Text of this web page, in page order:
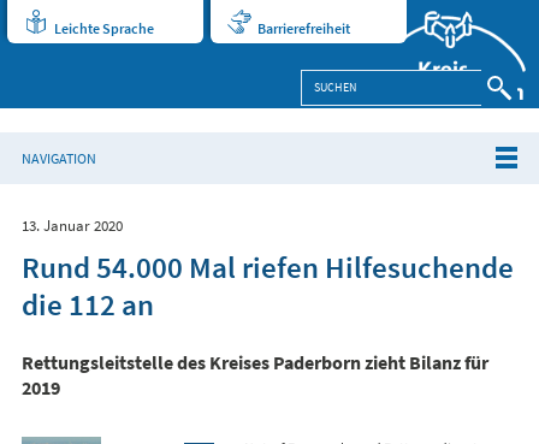
Leichte Sprache Barrierefreiheit
NAVIGATION
13. Januar 2020
Rund 54.000 Mal riefen Hilfesuchende
die 112 an
Rettungsleitstelle des Kreises Paderborn zieht Bilanz für
2019